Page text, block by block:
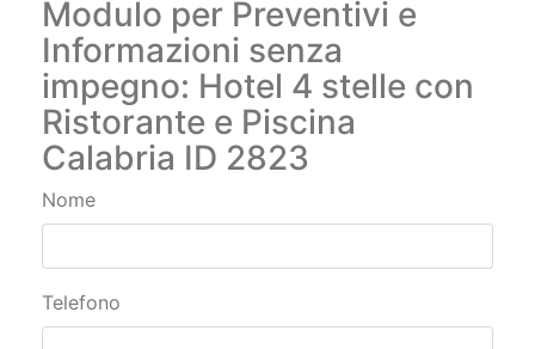
Modulo per Preventivi e
Informazioni senza
impegno: Hotel 4 stelle con
Ristorante e Piscina
Calabria ID 2823
Nome
Telefono